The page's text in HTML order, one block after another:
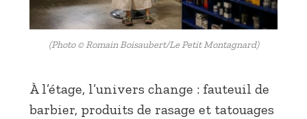
(Photo © Romain Boisaubert/Le Petit Montagnard)
À l’étage, l’univers change : fauteuil de
barbier, produits de rasage et tatouages